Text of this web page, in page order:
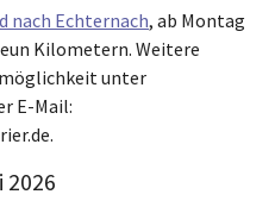
nach Echternach, ab Montag
Kilometern. Weitere
unter
E-Mail:
2026